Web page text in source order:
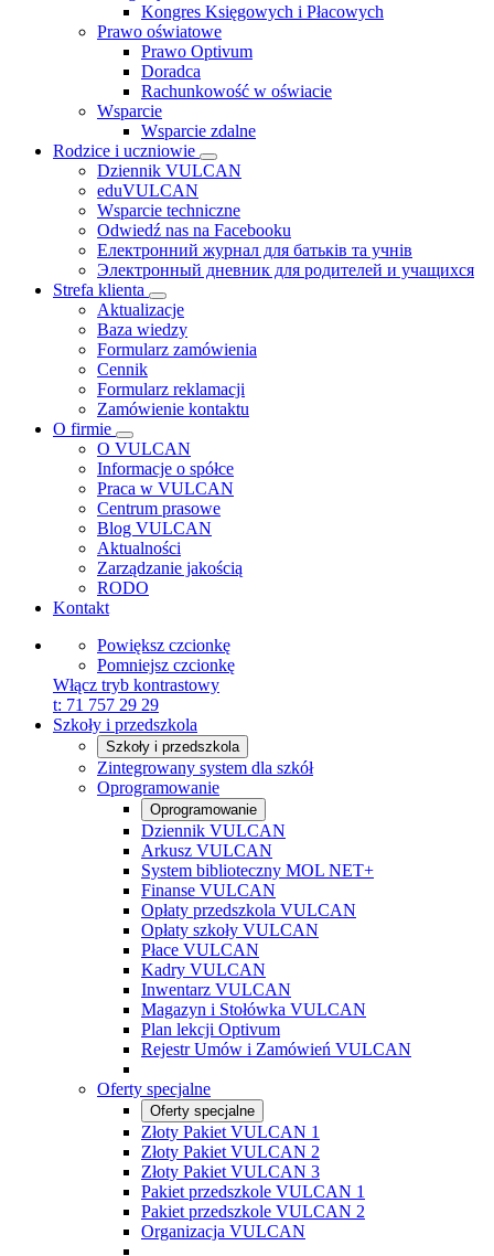
Kongres Księgowych i Płacowych
Prawo oświatowe
Prawo Optivum
Doradca
Rachunkowość w oświacie
Wsparcie
Wsparcie zdalne
Rodzice i uczniowie
Dziennik VULCAN
eduVULCAN
Wsparcie techniczne
Odwiedź nas na Facebooku
Електронний журнал для батьків та учнів
Электронный дневник для родителей и учащихся
Strefa klienta
Aktualizacje
Baza wiedzy
Formularz zamówienia
Cennik
Formularz reklamacji
Zamówienie kontaktu
O firmie
O VULCAN
Informacje o spółce
Praca w VULCAN
Centrum prasowe
Blog VULCAN
Aktualności
Zarządzanie jakością
RODO
Kontakt
Powiększ czcionkę
Pomniejsz czcionkę
Włącz tryb kontrastowy
t: 71 757 29 29
Szkoły i przedszkola
Szkoły i przedszkola
Zintegrowany system dla szkół
Oprogramowanie
Oprogramowanie
Dziennik VULCAN
Arkusz VULCAN
System biblioteczny MOL NET+
Finanse VULCAN
Opłaty przedszkola VULCAN
Opłaty szkoły VULCAN
Płace VULCAN
Kadry VULCAN
Inwentarz VULCAN
Magazyn i Stołówka VULCAN
Plan lekcji Optivum
Rejestr Umów i Zamówień VULCAN
Oferty specjalne
Oferty specjalne
Złoty Pakiet VULCAN 1
Złoty Pakiet VULCAN 2
Złoty Pakiet VULCAN 3
Pakiet przedszkole VULCAN 1
Pakiet przedszkole VULCAN 2
Organizacja VULCAN